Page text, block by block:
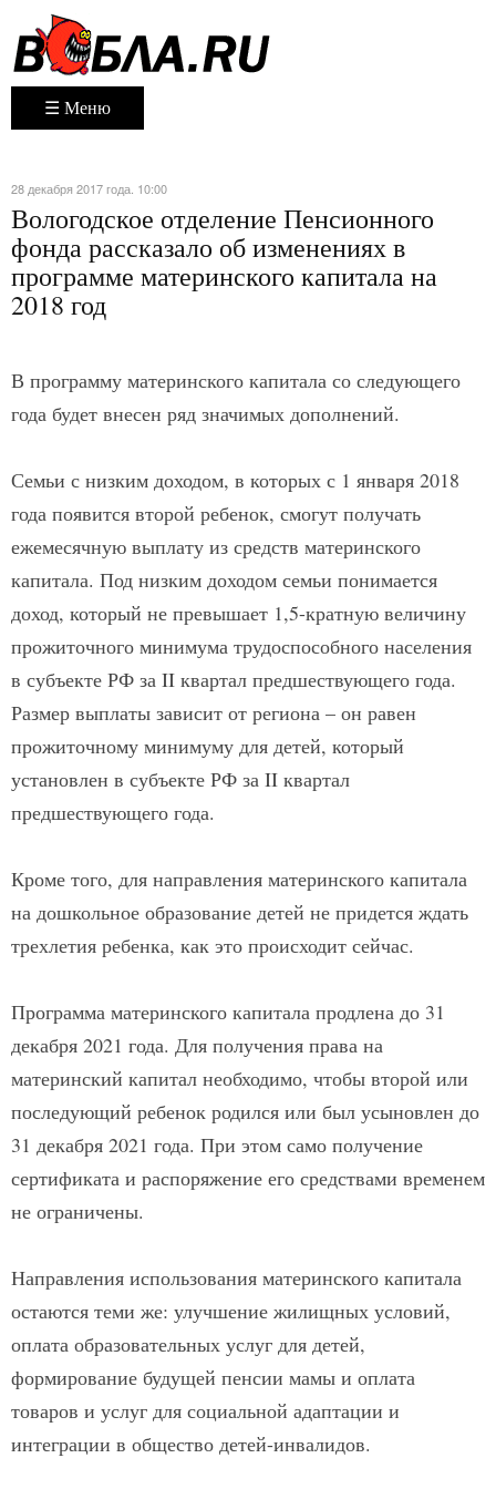
☰ Меню
28 декабря 2017 года. 10:00
Вологодское отделение Пенсионного
фонда рассказало об изменениях в
программе материнского капитала на
2018 год
В программу материнского капитала со следующего
года будет внесен ряд значимых дополнений.
Семьи с низким доходом, в которых с 1 января 2018
года появится второй ребенок, смогут получать
ежемесячную выплату из средств материнского
капитала. Под низким доходом семьи понимается
доход, который не превышает 1,5-кратную величину
прожиточного минимума трудоспособного населения
в субъекте РФ за II квартал предшествующего года.
Размер выплаты зависит от региона – он равен
прожиточному минимуму для детей, который
установлен в субъекте РФ за II квартал
предшествующего года.
Кроме того, для направления материнского капитала
на дошкольное образование детей не придется ждать
трехлетия ребенка, как это происходит сейчас.
Программа материнского капитала продлена до 31
декабря 2021 года. Для получения права на
материнский капитал необходимо, чтобы второй или
последующий ребенок родился или был усыновлен до
31 декабря 2021 года. При этом само получение
сертификата и распоряжение его средствами временем
не ограничены.
Направления использования материнского капитала
остаются теми же: улучшение жилищных условий,
оплата образовательных услуг для детей,
формирование будущей пенсии мамы и оплата
товаров и услуг для социальной адаптации и
интеграции в общество детей-инвалидов.